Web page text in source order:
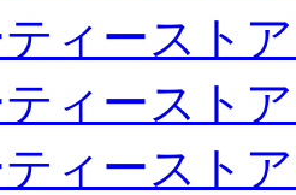
ィースト
ィースト
ィースト